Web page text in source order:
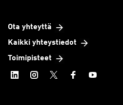
Ota yhteyttä
Kaikki yhteystiedot
Toimipisteet